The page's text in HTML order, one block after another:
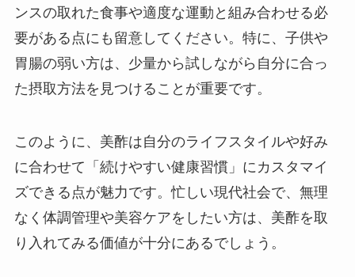
ンスの取れた食事や適度な運動と組み合わせる必
要がある点にも留意してください。特に、子供や
胃腸の弱い方は、少量から試しながら自分に合っ
た摂取方法を見つけることが重要です。
このように、美酢は自分のライフスタイルや好み
に合わせて「続けやすい健康習慣」にカスタマイ
ズできる点が魅力です。忙しい現代社会で、無理
なく体調管理や美容ケアをしたい方は、美酢を取
り入れてみる価値が十分にあるでしょう。